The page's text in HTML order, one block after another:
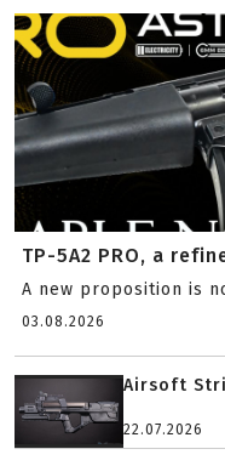
TP-5A2 PRO, a
A new proposition is
03.08.2026
Airsoft
22.07.2026